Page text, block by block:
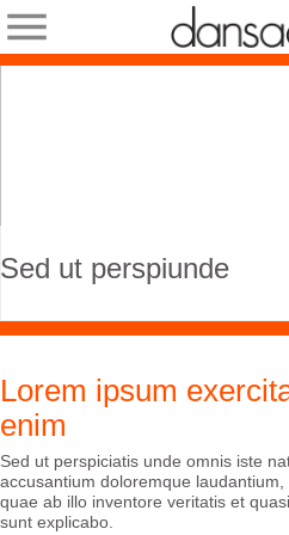
Sed ut perspiunde
Lorem ipsum
enim
Sed ut perspiciatis unde omnis iste
accusantium doloremque
quae ab illo inventore veritatis et
sunt explicabo.